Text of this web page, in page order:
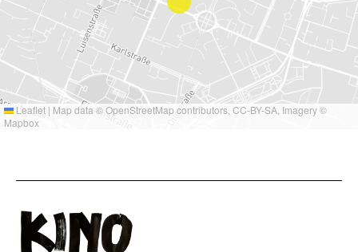
Leaflet | Map data ©OpenStreetMap contributors, CC-BY-SA, Imagery ©
Mapbox